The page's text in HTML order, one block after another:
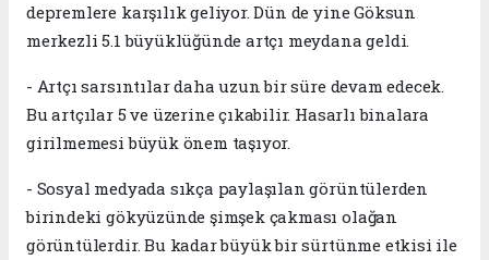
depremlere karşılık geliyor. Dün de yine Göksun
merkezli 5.1 büyüklüğünde artçı meydana geldi.
- Artçı sarsıntılar daha uzun bir süre devam edecek.
Bu artçılar 5 ve üzerine çıkabilir. Hasarlı binalara
girilmemesi büyük önem taşıyor.
- Sosyal medyada sıkça paylaşılan görüntülerden
birindeki gökyüzünde şimşek çakması olağan
görüntülerdir. Bu kadar büyük bir sürtünme etkisi ile